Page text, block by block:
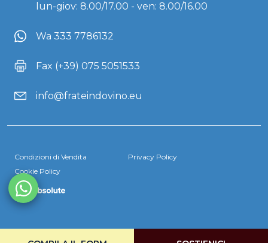
lun-giov: 8.00/17.00 - ven: 8.00/16.00
Wa 333 7786132
Fax (+39) 075 5051533
info@frateindovino.eu
Condizioni di Vendita
Privacy Policy
Cookie Policy